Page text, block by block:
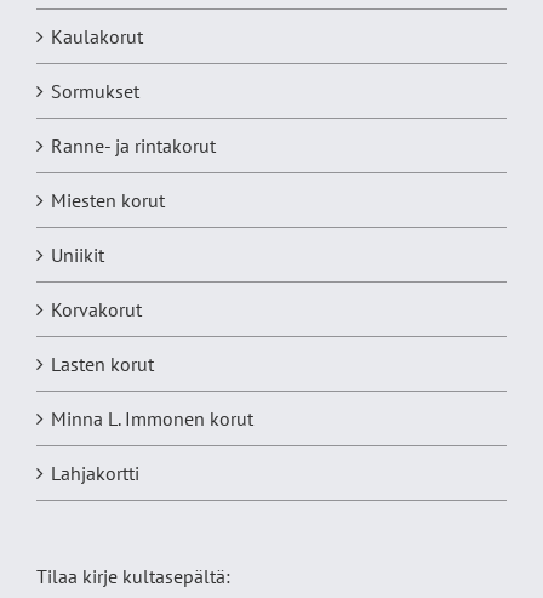
Kaulakorut
Sormukset
Ranne- ja rintakorut
Miesten korut
Uniikit
Korvakorut
Lasten korut
Minna L. Immonen korut
Lahjakortti
Tilaa kirje kultasepältä: